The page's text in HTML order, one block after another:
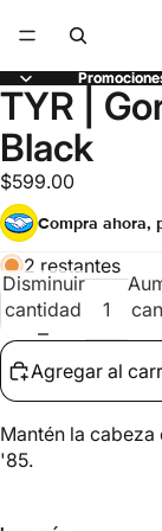
Abrir
imagen
a
pantalla
completa
Abrir
imagen
a
pantalla
completa
TYR |
Black
$599.00
Compra ahora,
2 restantes
Disminuir
cantidad
Agregar al
Mantén la cabeza
'85.